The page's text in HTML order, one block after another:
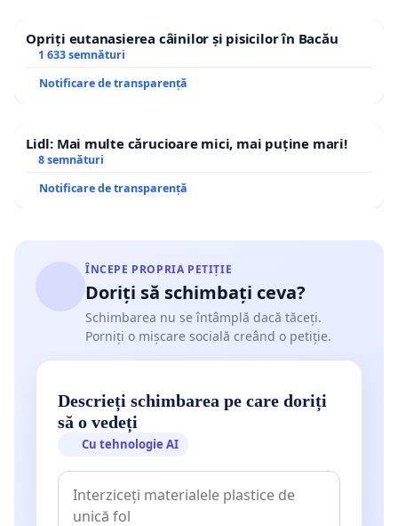
Opriți eutanasierea câinilor și pisicilor în Bacău
1 633 semnături
Notificare de transparență
Lidl: Mai multe cărucioare mici, mai puține mari!
8 semnături
Notificare de transparență
ÎNCEPE PROPRIA PETIȚIE
Doriți să schimbați ceva?
Schimbarea nu se întâmplă dacă tăceți.
Porniți o mișcare socială creând o petiție.
Descrieți schimbarea pe care doriți
să o vedeți
Cu tehnologie AI